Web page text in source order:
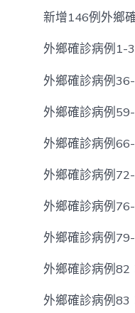
新增146例外鄉
外鄉確診病例1-
外鄉確診病例
外鄉確診病例
外鄉確診病例
外鄉確診病例
外鄉確診病例
外鄉確診病例
外鄉確診病例82
外鄉確診病例83